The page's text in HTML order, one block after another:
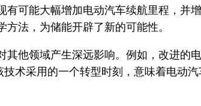
可能大幅增加电动汽车续航里程，并
法，为储能开辟了新的可能性。
他领域产生深远影响。例如，改进的
术采用的一个转型时刻，意味着电动